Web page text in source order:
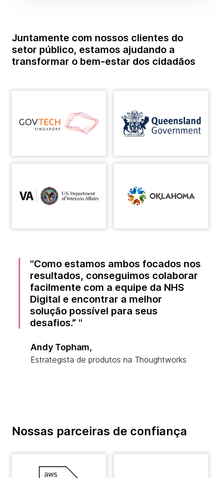
Juntamente com nossos clientes do
setor público, estamos ajudando a
transformar o bem-estar dos cidadãos
Como estamos ambos focados nos
resultados, conseguimos colaborar
facilmente com a equipe da NHS
Digital e encontrar a melhor
solução possível para seus
desafios.”
Andy Topham,
Estrategista de produtos na Thoughtworks
Nossas parceiras de confiança